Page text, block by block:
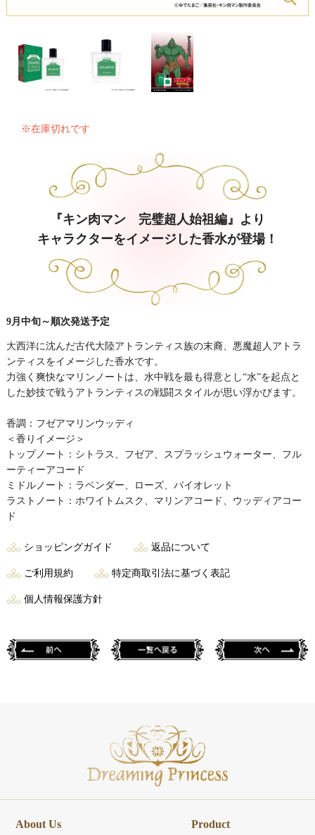
※在庫切れです
『キン肉マン 完璧超人始祖編』より
キャラクターをイメージした香水が登場！
9月中旬～順次発送予定
大西洋に沈んだ古代大陸アトランティス族の末裔、悪魔超人アトラ
ンティスをイメージした香水です。
力強く爽快なマリンノートは、水中戦を最も得意とし“水”を起点と
した妙技で戦うアトランティスの戦闘スタイルが思い浮かびます。
香調：フゼアマリンウッディ
＜香りイメージ＞
トップノート：シトラス、フゼア、スプラッシュウォーター、フル
ーティーアコード
ミドルノート：ラベンダー、ローズ、バイオレット
ラストノート：ホワイトムスク、マリンアコード、ウッディアコー
ド
ショッピングガイド 返品について
ご利用規約 特定商取引法に基づく表記
個人情報保護方針
About Us Product